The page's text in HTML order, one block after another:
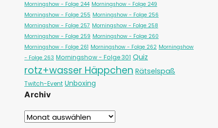
Morningshow - Folge 244 Morningshow - Folge 249
Morningshow - Folge 255 Morningshow - Folge 256
Morningshow - Folge 257 Morningshow - Folge 258
Morningshow - Folge 259 Morningshow - Folge 260
Morningshow - Folge 261 Morningshow - Folge 262 Morningshow
- Folge 263 Morningshow - Folge 301 Quiz
rotz+wasser Häppchen Rätselspaß
Twitch-Event Unboxing
Archiv